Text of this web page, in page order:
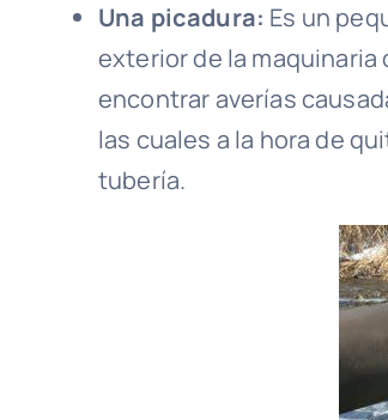
Una picadura: Es un
exterior de la maquinaria
encontrar averías
las cuales a la hora de
tubería.